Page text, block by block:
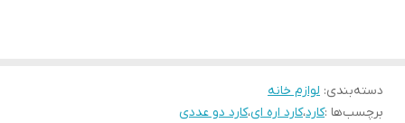
دسته‌بندی: لوازم خانه
برچسب‌ها :کارد،کارد اره ای،کارد دو عددی